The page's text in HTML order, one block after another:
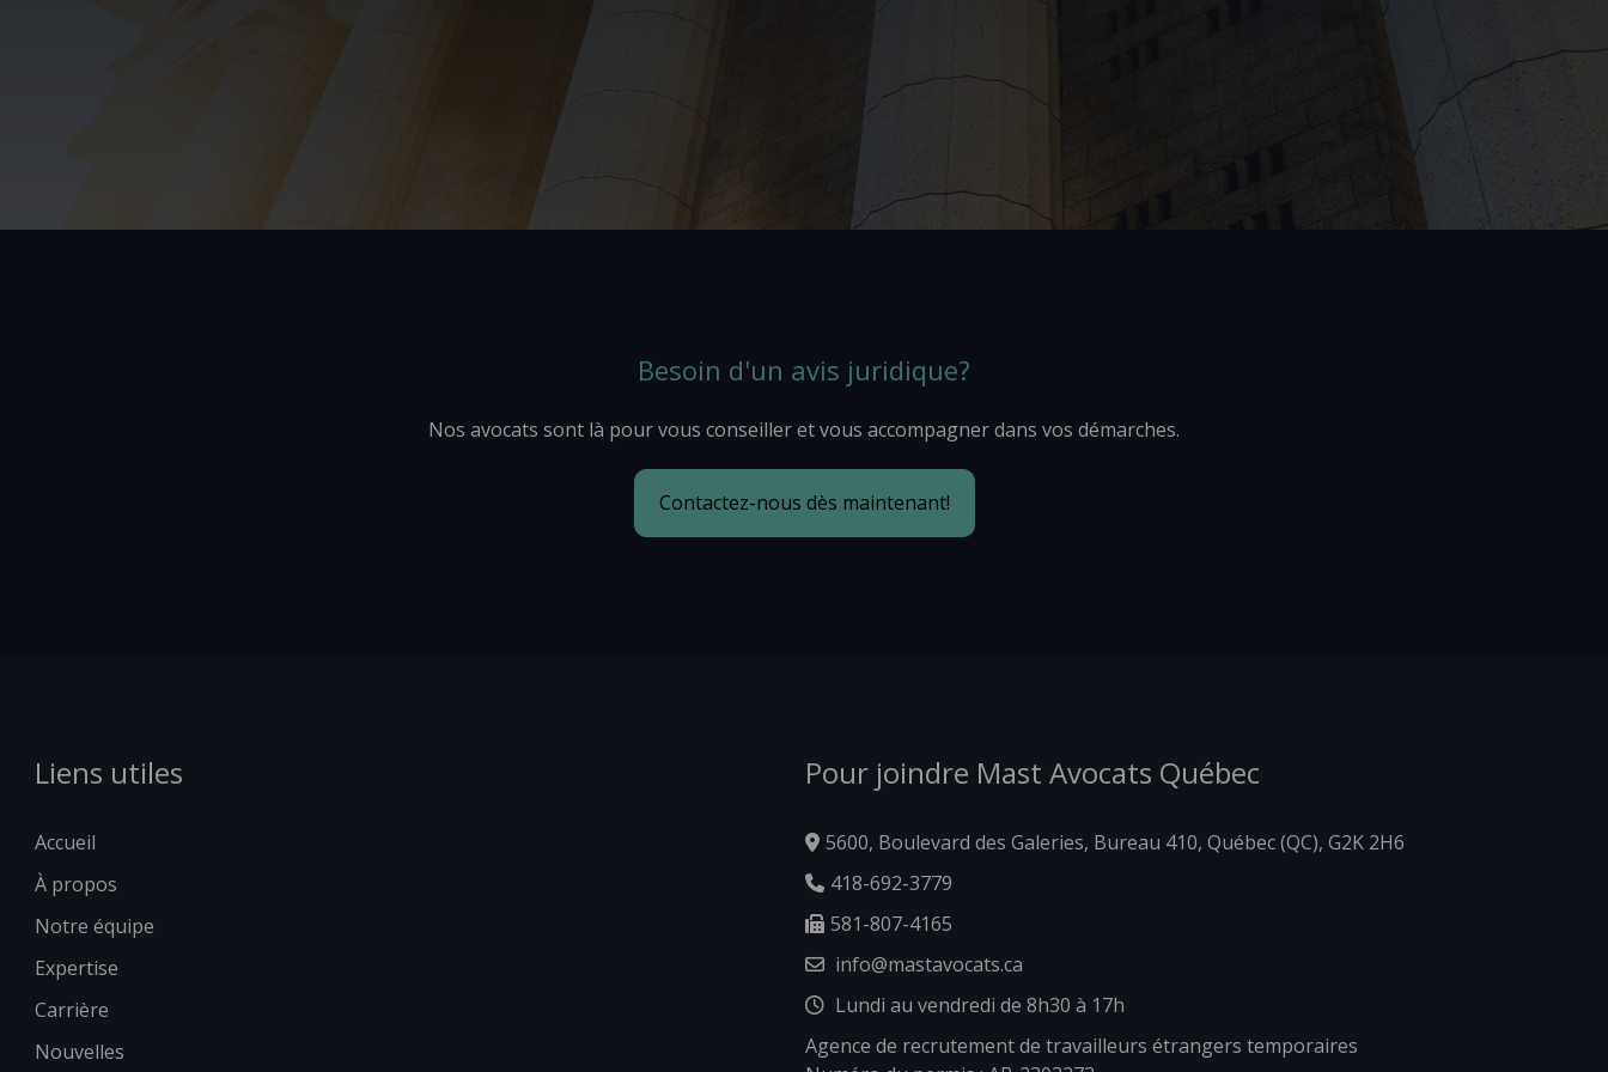
Besoin d'un avis juridique?
Nos avocats sont là pour vous conseiller et vous accompagner dans vos démarches.
Contactez-nous dès maintenant!
Liens utiles
Accueil
À propos
Notre équipe
Expertise
Carrière
Nouvelles
Pour joindre Mast Avocats Québec
5600, Boulevard des Galeries, Bureau 410, Québec (QC), G2K 2H6
418-692-3779
581-807-4165
info@mastavocats.ca
Lundi au vendredi de 8h30 à 17h
Agence de recrutement de travailleurs étrangers temporaires